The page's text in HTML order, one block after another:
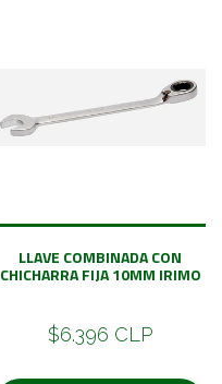
LLAVE COMBINADA CON
CHICHARRA FIJA 10MM IRIMO
$6.396 CLP